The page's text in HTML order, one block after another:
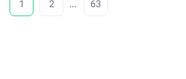
1 2 ... 63